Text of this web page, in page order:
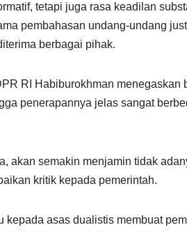
tetapi juga rasa keadilan
pembahasan undang-undang
berbagai pihak.
RI Habiburokhman menegaskan
penerapannya jelas sangat
akan semakin menjamin tidak
kritik kepada pemerintah.
asas dualistis membuat